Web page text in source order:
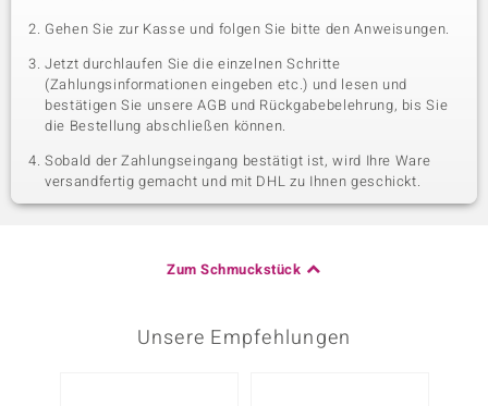
Gehen Sie zur Kasse und folgen Sie bitte den Anweisungen.
Jetzt durchlaufen Sie die einzelnen Schritte
(Zahlungsinformationen eingeben etc.) und lesen und
bestätigen Sie unsere AGB und Rückgabebelehrung, bis Sie
die Bestellung abschließen können.
Sobald der Zahlungseingang bestätigt ist, wird Ihre Ware
versandfertig gemacht und mit DHL zu Ihnen geschickt.
Zum Schmuckstück
Unsere Empfehlungen